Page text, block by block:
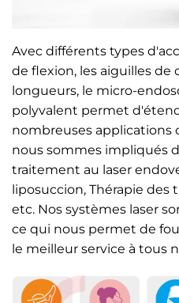
Avec différents types
de flexion, les aiguilles de
longueurs, le micro-
polyvalent permet
nombreuses applications
nous sommes impliqués
traitement au laser
liposuccion, Thérapie des
etc. Nos systèmes laser
ce qui nous permet de
le meilleur service à tous